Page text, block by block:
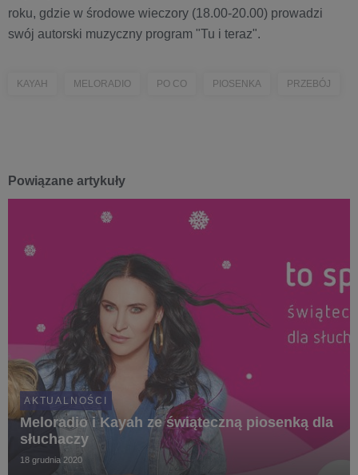
roku, gdzie w środowe wieczory (18.00-20.00) prowadzi
swój autorski muzyczny program "Tu i teraz".
KAYAH MELORADIO PO CO PIOSENKA PRZEBÓJ
Powiązane artykuły
AKTUALNOŚCI
Meloradio i Kayah ze świąteczną piosenką dla
słuchaczy
18 grudnia 2020